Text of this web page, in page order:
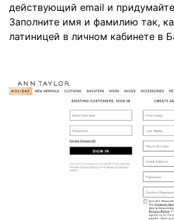
действующий email и
Заполните имя и фамилию так,
латиницей в личном кабинете в